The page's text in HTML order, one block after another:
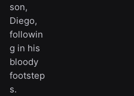
son,
Diego,
followin
g in his
bloody
footstep
s.